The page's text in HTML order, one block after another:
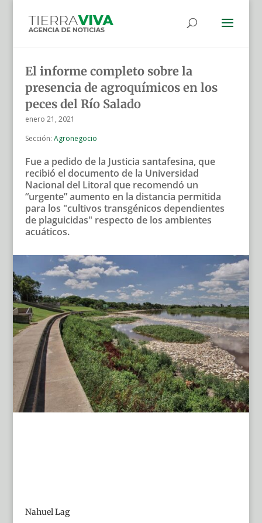
El informe completo sobre la
presencia de agroquímicos en los
peces del Río Salado
enero 21, 2021
Sección: Agronegocio
Fue a pedido de la Justicia santafesina, que
recibió el documento de la Universidad
Nacional del Litoral que recomendó un
“urgente” aumento en la distancia permitida
para los "cultivos transgénicos dependientes
de plaguicidas" respecto de los ambientes
acuáticos.
Nahuel Lag